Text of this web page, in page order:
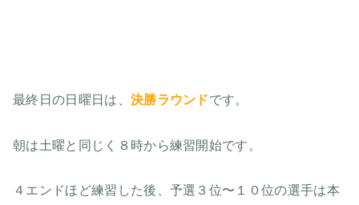
最終日の日曜日は、 決勝ラウンドです。
朝は土曜と同じく８時から練習開始です。
４エンドほど練習した後、予選３位〜１０位の選手は本